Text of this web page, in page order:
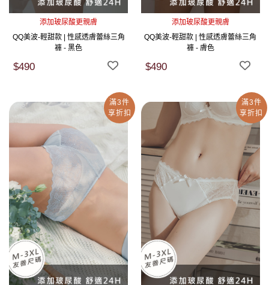
添加玻尿酸更親膚
QQ美波-輕甜款 | 性感透膚蕾絲三角
褲 - 黑色
$490
添加玻尿酸更親膚
QQ美波-輕甜款 | 性感透膚蕾絲三角
褲 - 膚色
$490
滿3件
享折扣
滿3件
享折扣